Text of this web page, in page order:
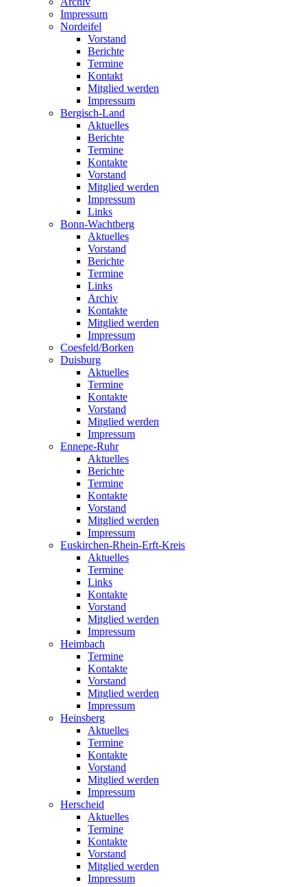
Impressum
Nordeifel
Vorstand
Berichte
Termine
Kontakt
Mitglied werden
Impressum
Bergisch-Land
Aktuelles
Berichte
Termine
Kontakte
Vorstand
Mitglied werden
Impressum
Links
Bonn-Wachtberg
Aktuelles
Vorstand
Berichte
Termine
Links
Archiv
Kontakte
Mitglied werden
Impressum
Coesfeld/Borken
Duisburg
Aktuelles
Termine
Kontakte
Vorstand
Mitglied werden
Impressum
Ennepe-Ruhr
Aktuelles
Berichte
Termine
Kontakte
Vorstand
Mitglied werden
Impressum
Euskirchen-Rhein-Erft-Kreis
Aktuelles
Termine
Links
Kontakte
Vorstand
Mitglied werden
Impressum
Heimbach
Termine
Kontakte
Vorstand
Mitglied werden
Impressum
Heinsberg
Aktuelles
Termine
Kontakte
Vorstand
Mitglied werden
Impressum
Herscheid
Aktuelles
Termine
Kontakte
Vorstand
Mitglied werden
Impressum